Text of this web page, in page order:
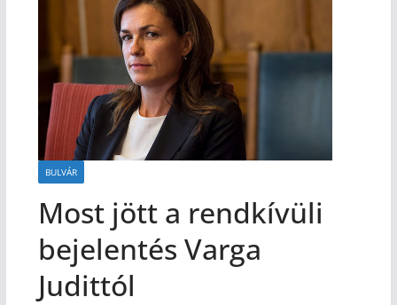
BULVÁR
Most jött a rendkívüli
bejelentés Varga
Judittól